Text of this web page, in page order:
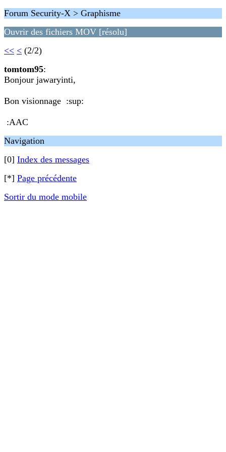
Forum Security-X > Graphisme
Ouvrir des fichiers MOV [résolu]
<< < (2/2)
tomtom95:
Bonjour jawaryinti,
Bon visionnage :sup:
:AAC
Navigation
[0] Index des messages
[*] Page précédente
Sortir du mode mobile